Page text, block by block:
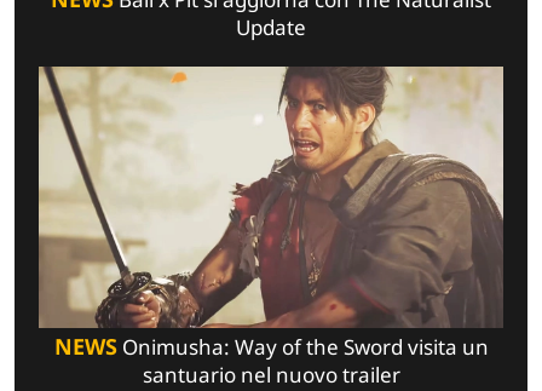
Update
NEWSOnimusha: Way of the Sword visita un
santuario nel nuovo trailer